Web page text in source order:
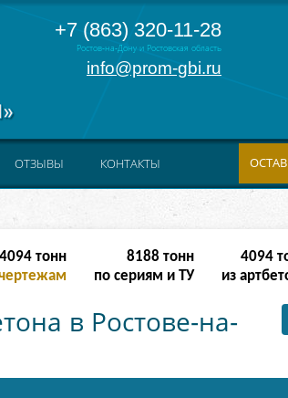
+7 (863) 320-11-28
Ростов-на-Дону и Ростовская область
info@prom-gbi.ru
ОТЗЫВЫ КОНТАКТЫ
тонн
65532 тонн
по сериям и ТУ
32766
из
в Ростове-на-